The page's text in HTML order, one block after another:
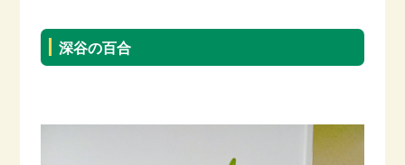
深谷の百合